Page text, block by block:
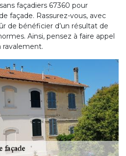
façadiers 67360 pour
façade. Rassurez-vous, avec
de bénéficier d’un résultat de
Ainsi, pensez à faire appel
ravalement.